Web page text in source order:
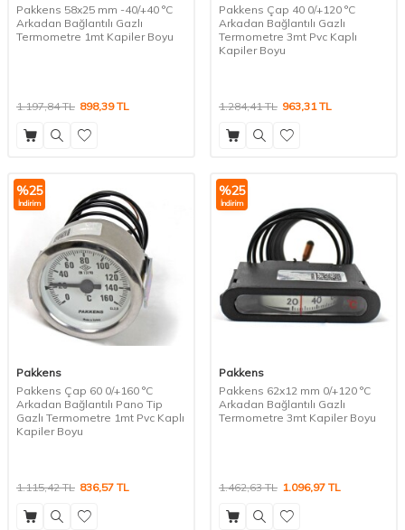
Pakkens 58x25 mm -40/+40 °C
Arkadan Bağlantılı Gazlı
Termometre 1mt Kapiler Boyu
1.197,84TL 898,39TL
Pakkens Çap 40 0/+120 °C
Arkadan Bağlantılı Gazlı
Termometre 3mt Pvc Kaplı
Kapiler Boyu
1.284,41TL 963,31TL
%25
İndirim
Pakkens
Pakkens Çap 60 0/+160 °C
Arkadan Bağlantılı Pano Tip
Gazlı Termometre 1mt Pvc Kaplı
Kapiler Boyu
1.115,42TL 836,57 TL
%25
İndirim
Pakkens
Pakkens 62x12 mm 0/+120 °C
Arkadan Bağlantılı Gazlı
Termometre 3mt Kapiler Boyu
1.462,63TL 1.096,97 TL